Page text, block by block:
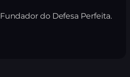
Fundador do Defesa Perfeita.